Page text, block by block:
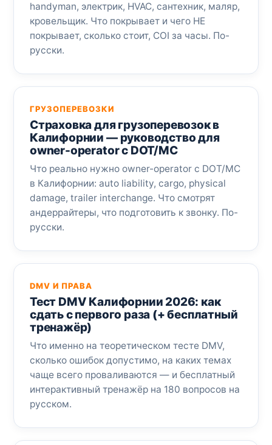
handyman, электрик, HVAC, сантехник, маляр,
кровельщик. Что покрывает и чего НЕ
покрывает, сколько стоит, COI за часы. По-
русски.
ГРУЗОПЕРЕВОЗКИ
Страховка для грузоперевозок в
Калифорнии — руководство для
owner-operator с DOT/MC
Что реально нужно owner-operator с DOT/MC
в Калифорнии: auto liability, cargo, physical
damage, trailer interchange. Что смотрят
андеррайтеры, что подготовить к звонку. По-
русски.
DMV И ПРАВА
Тест DMV Калифорнии 2026: как
сдать с первого раза (+ бесплатный
тренажёр)
Что именно на теоретическом тесте DMV,
сколько ошибок допустимо, на каких темах
чаще всего проваливаются — и бесплатный
интерактивный тренажёр на 180 вопросов на
русском.